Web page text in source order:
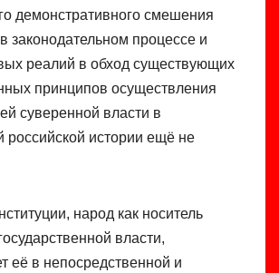
демонстративного смешения
законодательном процессе и
реалий в обход существующих
принципов осуществления
суверенной власти в
российской истории ещё не
народ как носитель
власти,
её в непосредственной и